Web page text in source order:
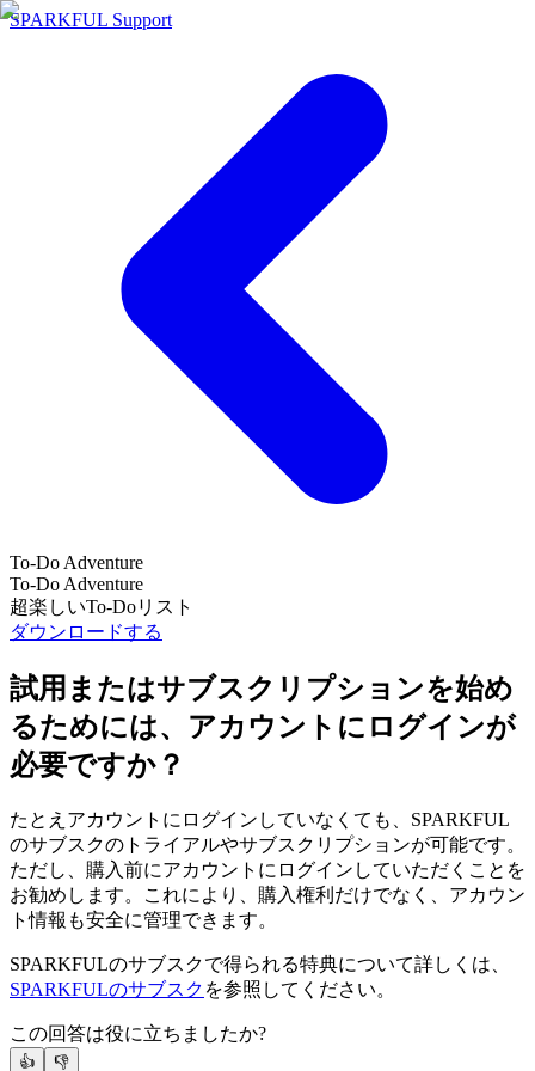
SPARKFUL Support
To-Do Adventure
To-Do Adventure
超楽しいTo-Doリスト
ダウンロードする
試用またはサブスクリプションを始め
るためには、アカウントにログインが
必要ですか？
たとえアカウントにログインしていなくても、SPARKFUL
のサブスクのトライアルやサブスクリプションが可能です。
ただし、購入前にアカウントにログインしていただくことを
お勧めします。これにより、購入権利だけでなく、アカウン
ト情報も安全に管理できます。
SPARKFULのサブスクで得られる特典について詳しくは、
SPARKFULのサブスク を参照してください。
この回答は役に立ちましたか?
👍 👎